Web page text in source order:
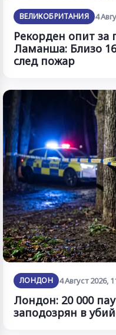
ВЕЛИКОБРИТАНИЯ 4
Рекорден опит за
Ламанша: Близо
след пожар
ЛОНДОН 4 Август 2026,
Лондон: 20 000
заподозрян в